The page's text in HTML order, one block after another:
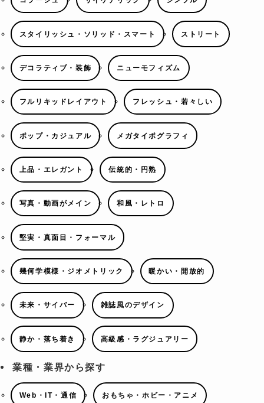
スタイリッシュ・ソリッド・スマート ストリート
デコラティブ・装飾 ニューモフィズム
フルリキッドレイアウト フレッシュ・若々しい
ポップ・カジュアル メガタイポグラフィ
上品・エレガント 伝統的・円熟
写真・動画がメイン 和風・レトロ
堅実・真面目・フォーマル
幾何学模様・ジオメトリック 暖かい・開放的
未来・サイバー 雑誌風のデザイン
静か・落ち着き 高級感・ラグジュアリー
業種・業界から探す
Web・IT・通信 おもちゃ・ホビー・アニメ